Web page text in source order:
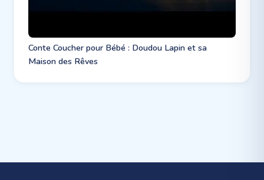
Conte Coucher pour Bébé : Doudou Lapin et sa
Maison des Rêves